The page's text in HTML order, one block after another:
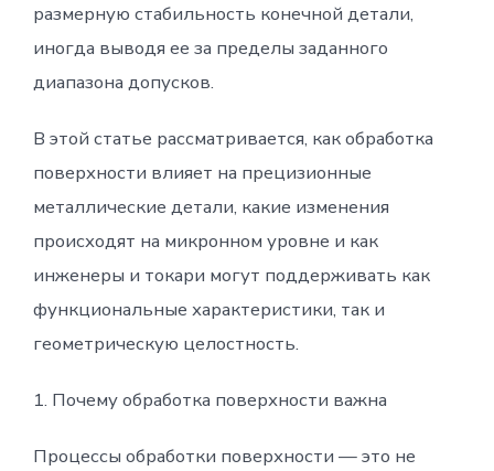
размерную стабильность конечной детали,
иногда выводя ее за пределы заданного
диапазона допусков.
В этой статье рассматривается, как обработка
поверхности влияет на прецизионные
металлические детали, какие изменения
происходят на микронном уровне и как
инженеры и токари могут поддерживать как
функциональные характеристики, так и
геометрическую целостность.
1. Почему обработка поверхности важна
Процессы обработки поверхности — это не